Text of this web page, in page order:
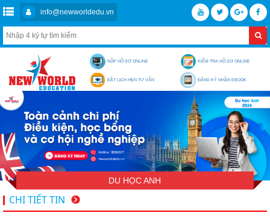
info@newworldedu.vn
NỘP HỒ SƠ ONLINE KIỂM TRA HỒ SƠ ONLINE
ĐẶT LỊCH HẸN TƯ VẤN ĐĂNG KÝ NHẬN EBOOK
DU HỌC ANH
CHI TIẾT TIN